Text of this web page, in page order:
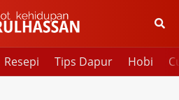
Resepi Tips Dapur Hobi